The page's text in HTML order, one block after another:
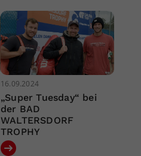
16.09.2024
„Super Tuesday“ bei
der BAD
WALTERSDORF
TROPHY